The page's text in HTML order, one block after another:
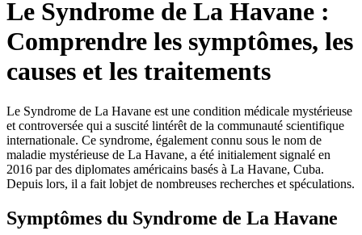
Le Syndrome de La Havane :
Comprendre les symptômes, les
causes et les traitements
Le Syndrome de La Havane est une condition médicale mystérieuse
et controversée qui a suscité lintérêt de la communauté scientifique
internationale. Ce syndrome, également connu sous le nom de
maladie mystérieuse de La Havane, a été initialement signalé en
2016 par des diplomates américains basés à La Havane, Cuba.
Depuis lors, il a fait lobjet de nombreuses recherches et spéculations.
Symptômes du Syndrome de La Havane